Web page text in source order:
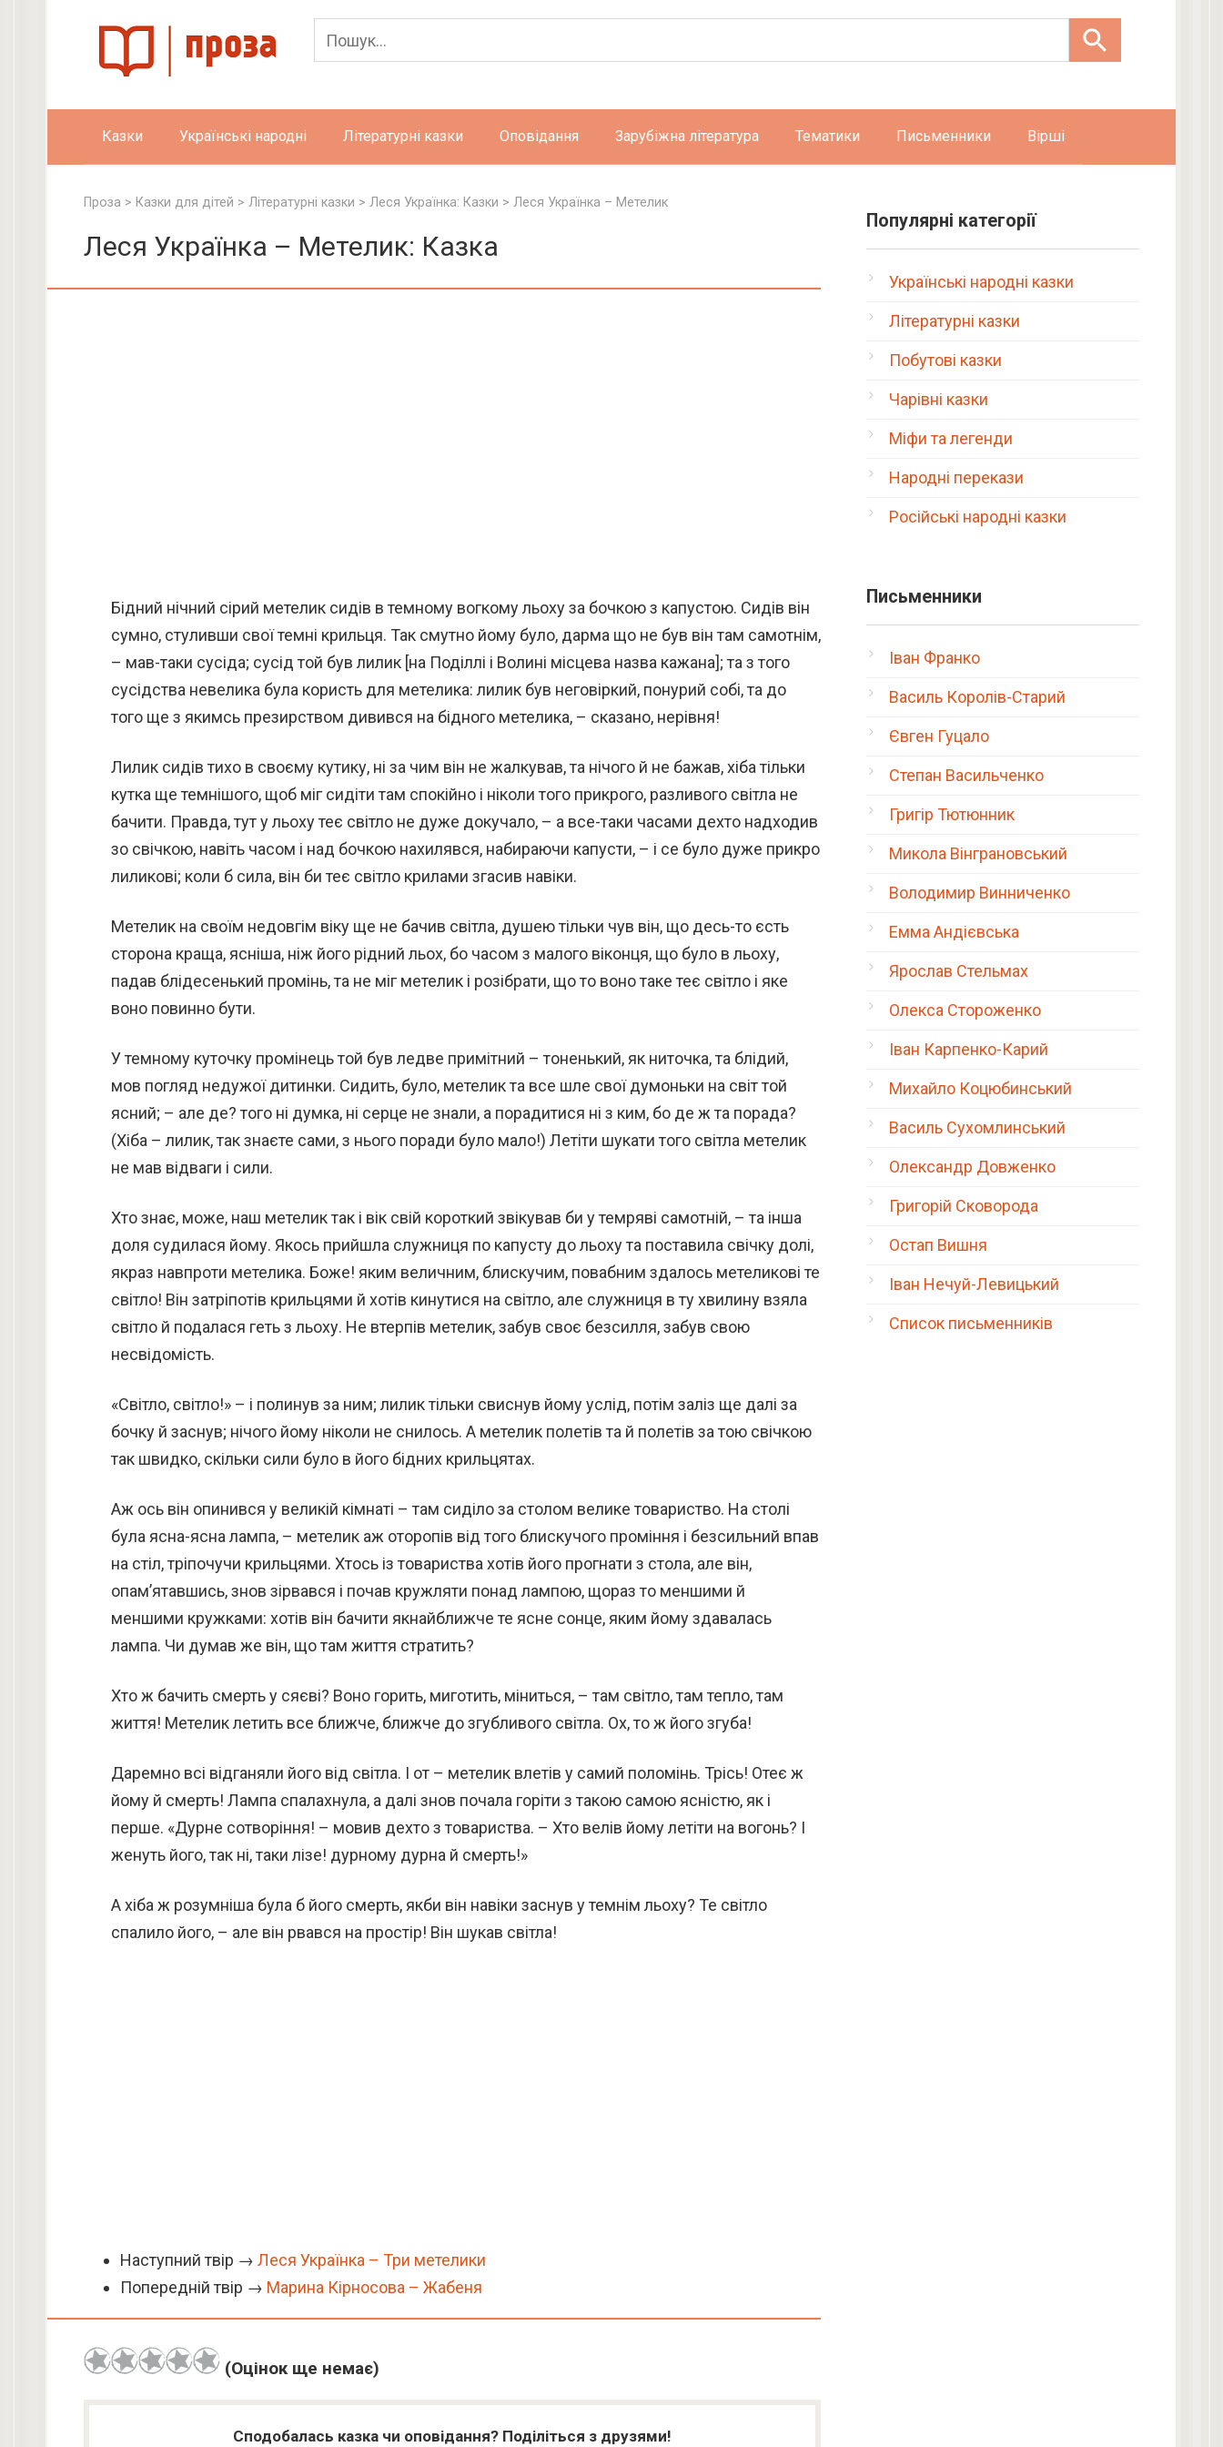
Казки Українські народні Літературні казки Оповідання Зарубіжна література Тематики Письменники Вірші
Проза > Казки для дітей > Літературні казки > Леся Українка: Казки > Леся Українка – Метелик
Леся Українка – Метелик: Казка
Бідний нічний сірий метелик сидів в темному вогкому льоху за бочкою з капустою. Сидів він
сумно, стуливши свої темні крильця. Так смутно йому було, дарма що не був він там самотнім,
– мав-таки сусіда; сусід той був лилик [на Подiллi i Волинi мiсцева назва кажана]; та з того
сусідства невелика була користь для метелика: лилик був неговіркий, понурий собі, та до
того ще з якимсь презирством дивився на бідного метелика, – сказано, нерівня!
Лилик сидів тихо в своєму кутику, ні за чим він не жалкував, та нічого й не бажав, хіба тільки
кутка ще темнішого, щоб міг сидіти там спокійно і ніколи того прикрого, разливого світла не
бачити. Правда, тут у льоху теє світло не дуже докучало, – а все-таки часами дехто надходив
зо свічкою, навіть часом і над бочкою нахилявся, набираючи капусти, – і се було дуже прикро
лиликові; коли б сила, він би теє світло крилами згасив навіки.
Метелик на своїм недовгім віку ще не бачив світла, душею тільки чув він, що десь-то єсть
сторона краща, ясніша, ніж його рідний льох, бо часом з малого віконця, що було в льоху,
падав блідесенький промінь, та не міг метелик і розібрати, що то воно таке теє світло і яке
воно повинно бути.
У темному куточку промінець той був ледве примітний – тоненький, як ниточка, та блідий,
мов погляд недужої дитинки. Сидить, було, метелик та все шле свої думоньки на світ той
ясний; – але де? того ні думка, ні серце не знали, а порадитися ні з ким, бо де ж та порада?
(Хіба – лилик, так знаєте сами, з нього поради було мало!) Летіти шукати того світла метелик
не мав відваги і сили.
Хто знає, може, наш метелик так і вік свій короткий звікував би у темряві самотній, – та інша
доля судилася йому. Якось прийшла служниця по капусту до льоху та поставила свічку долі,
якраз навпроти метелика. Боже! яким величним, блискучим, повабним здалось метеликові те
світло! Він затріпотів крильцями й хотів кинутися на світло, але служниця в ту хвилину взяла
світло й подалася геть з льоху. Не втерпів метелик, забув своє безсилля, забув свою
несвідомість.
«Світло, світло!» – і полинув за ним; лилик тільки свиснув йому услід, потім заліз ще далі за
бочку й заснув; нічого йому ніколи не снилось. А метелик полетів та й полетів за тою свічкою
так швидко, скільки сили було в його бідних крильцятах.
Аж ось він опинився у великій кімнаті – там сиділо за столом велике товариство. На столі
була ясна-ясна лампа, – метелик аж оторопів від того блискучого проміння і безсильний впав
на стіл, тріпочучи крильцями. Хтось із товариства хотів його прогнати з стола, але він,
опам’ятавшись, знов зірвався і почав кружляти понад лампою, щораз то меншими й
меншими кружками: хотів він бачити якнайближче те ясне сонце, яким йому здавалась
лампа. Чи думав же він, що там життя стратить?
Хто ж бачить смерть у сяєві? Воно горить, миготить, міниться, – там світло, там тепло, там
життя! Метелик летить все ближче, ближче до згубливого світла. Ох, то ж його згуба!
Даремно всі відганяли його від світла. І от – метелик влетів у самий поломінь. Трісь! Отеє ж
йому й смерть! Лампа спалахнула, а далі знов почала горіти з такою самою ясністю, як і
перше. «Дурне сотворіння! – мовив дехто з товариства. – Хто велів йому летіти на вогонь? І
женуть його, так ні, таки лізе! дурному дурна й смерть!»
А хіба ж розумніша була б його смерть, якби він навіки заснув у темнім льоху? Те світло
спалило його, – але він рвався на простір! Він шукав світла!
Наступний твір → Леся Українка – Три метелики
Попередній твір → Марина Кірносова – Жабеня
(Оцінок ще немає)
Сподобалась казка чи оповідання? Поділіться з друзями!
Популярні категорії
Українські народні казки
Літературні казки
Побутові казки
Чарівні казки
Міфи та легенди
Народні перекази
Російські народні казки
Письменники
Іван Франко
Василь Королів-Старий
Євген Гуцало
Степан Васильченко
Григір Тютюнник
Микола Вінграновський
Володимир Винниченко
Емма Андієвська
Ярослав Стельмах
Олекса Стороженко
Іван Карпенко-Карий
Михайло Коцюбинський
Василь Сухомлинський
Олександр Довженко
Григорій Сковорода
Остап Вишня
Іван Нечуй-Левицький
Список письменників